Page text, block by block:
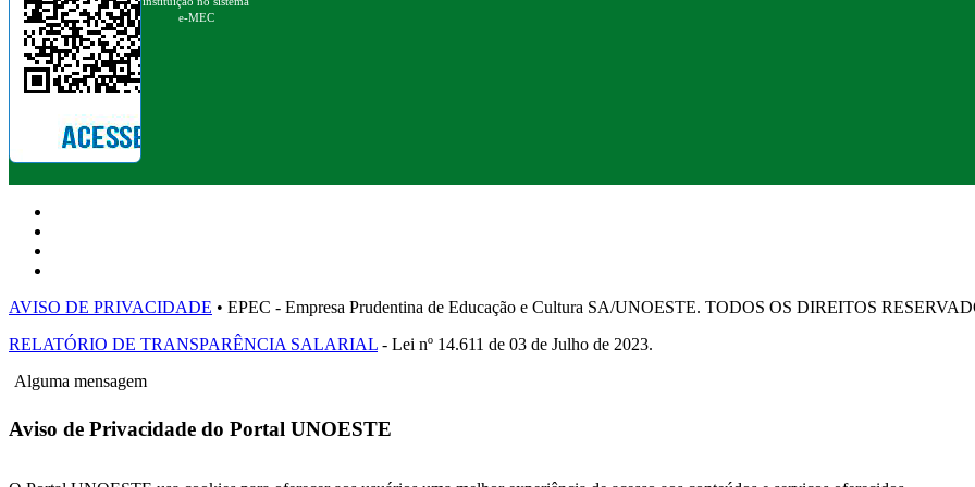
e-MEC
AVISO DE PRIVACIDADE • EPEC - Empresa Prudentina de Educação e Cultura SA/UNOESTE. TODOS OS DIREITOS
RELATÓRIO DE TRANSPARÊNCIA SALARIAL - Lei nº 14.611 de 03 de Julho de 2023.
Alguma mensagem
Aviso de Privacidade do Portal UNOESTE